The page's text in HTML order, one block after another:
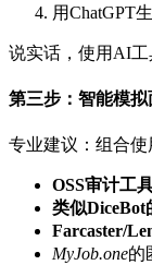
用ChatGPT
说实话，使用AI工
第三步：智能模拟
专业建议：组合使
OSS审计工
类似DiceBot
Farcaster/
MyJob.one的